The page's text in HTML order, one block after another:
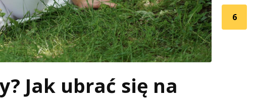
Jak ubrać się na
6